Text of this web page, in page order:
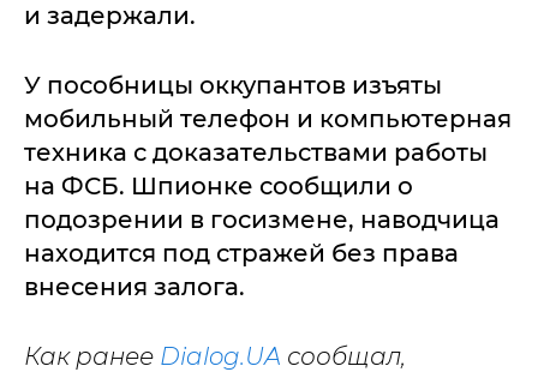
и задержали.
У пособницы оккупантов изъяты
мобильный телефон и компьютерная
техника с доказательствами работы
на ФСБ. Шпионке сообщили о
подозрении в госизмене, наводчица
находится под стражей без права
внесения залога.
Как ранее Dialog.UA сообщал,